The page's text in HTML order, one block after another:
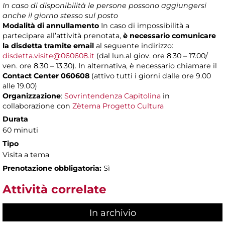
In caso di disponibilità le persone possono aggiungersi
anche il giorno stesso sul posto
Modalità di annullamento In caso di impossibilità a
partecipare all’attività prenotata, è necessario comunicare
la disdetta tramite email al seguente indirizzo:
disdetta.visite@060608.it (dal lun.al giov. ore 8.30 – 17.00/
ven. ore 8.30 – 13.30). In alternativa, è necessario chiamare il
Contact Center 060608 (attivo tutti i giorni dalle ore 9.00
alle 19.00)
Organizzazione: Sovrintendenza Capitolina in
collaborazione con Zètema Progetto Cultura
Durata
60 minuti
Tipo
Visita a tema
Prenotazione obbligatoria: Sì
Attività correlate
In archivio